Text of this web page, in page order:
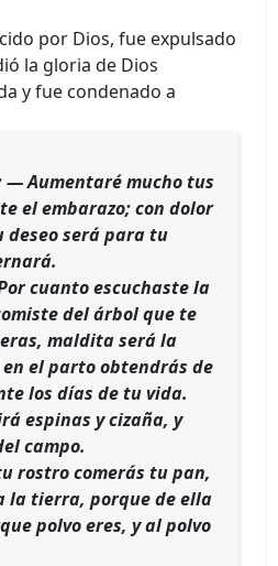
por Dios, fue expulsado
la gloria de Dios
y fue condenado a
— Aumentaré mucho tus
el embarazo; con dolor
deseo será para tu
cuanto escuchaste la
del árbol que te
maldita será la
el parto obtendrás de
los días de tu vida.
espinas y cizaña, y
campo.
rostro comerás tu pan,
la tierra, porque de ella
polvo eres, y al polvo